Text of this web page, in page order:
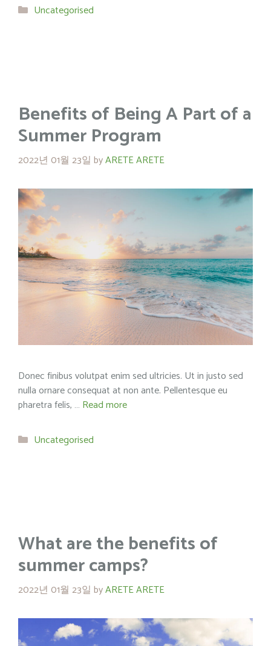
Categories
Uncategorised
Benefits of Being A Part of a
Summer Program
2022년 01월 23일 byARETE ARETE
Donec finibus volutpat enim sed ultricies. Ut in justo sed
nulla ornare consequat at non ante. Pellentesque eu
pharetra felis, … Read more
Categories
Uncategorised
What are the benefits of
summer camps?
2022년 01월 23일 byARETE ARETE